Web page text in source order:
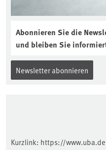
Abonnieren Sie die
und bleiben Sie
Newsletter abonnieren
Kurzlink: https://